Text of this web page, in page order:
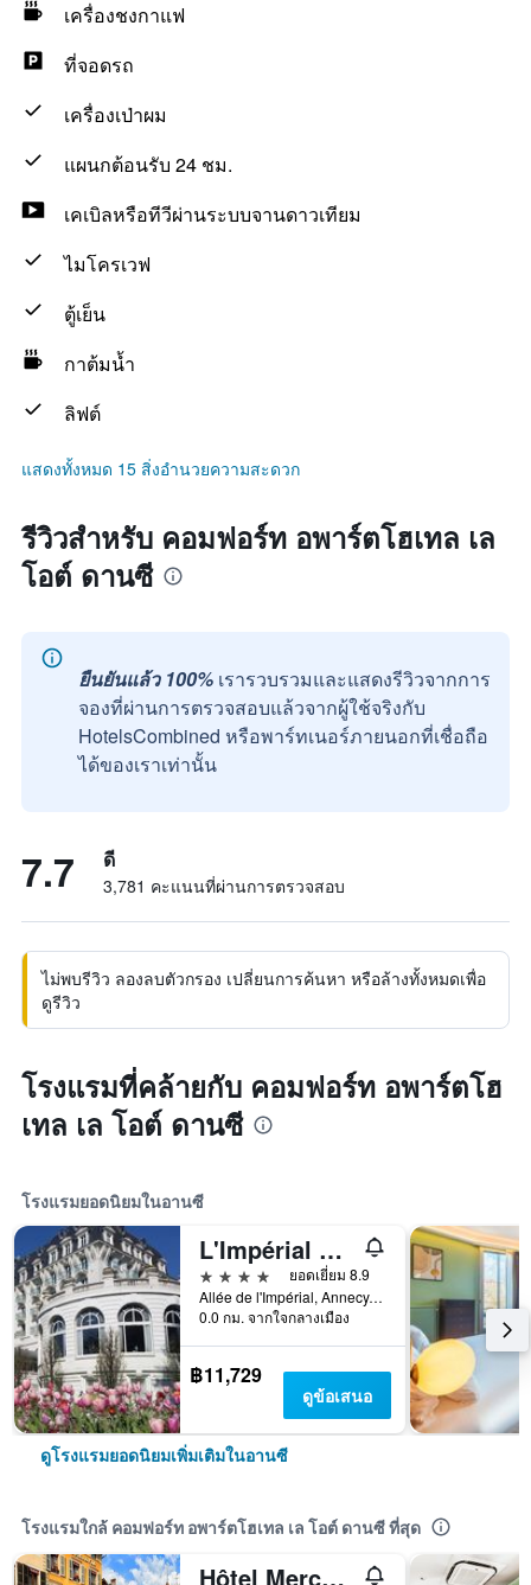
เครื่องชงกาแฟ
ที่จอดรถ
เครื่องเป่าผม
แผนกต้อนรับ 24 ชม.
เคเบิลหรือทีวีผ่านระบบจานดาวเทียม
ไมโครเวฟ
ตู้เย็น
กาต้มน้ำ
ลิฟต์
แสดงทั้งหมด 15 สิ่งอำนวยความสะดวก
รีวิวสำหรับ คอมฟอร์ท อพาร์ตโฮเทล เล
โอต์ ดานซี
ยืนยันแล้ว 100% เรารวบรวมและแสดงรีวิวจากการ
จองที่ผ่านการตรวจสอบแล้วจากผู้ใช้จริงกับ
HotelsCombined หรือพาร์ทเนอร์ภายนอกที่เชื่อถือ
ได้ของเราเท่านั้น
7.7 ดี
3,781 คะแนนที่ผ่านการตรวจสอบ
ไม่พบรีวิว ลองลบตัวกรอง เปลี่ยนการค้นหา หรือล้างทั้งหมดเพื่อ
ดูรีวิว
โรงแรมที่คล้ายกับ คอมฟอร์ท อพาร์ตโฮ
เทล เล โอต์ ดานซี
โรงแรมยอดนิยมในอานซี
L'Impérial Palace
4 ดาว
ยอดเยี่ยม 8.9
Allée de l'Impérial, Annecy, Franceee de L' Imperial 39, อานซี, โอต-ซาวัว, ฝรั่งเศส
0.0 กม. จากใจกลางเมือง
฿11,729
ดูข้อเสนอ
ดูโรงแรมยอดนิยมเพิ่มเติมในอานซี
โรงแรมใกล้ คอมฟอร์ท อพาร์ตโฮเทล เล โอต์ ดานซี ที่สุด
Hôtel Mercure Annecy Sud